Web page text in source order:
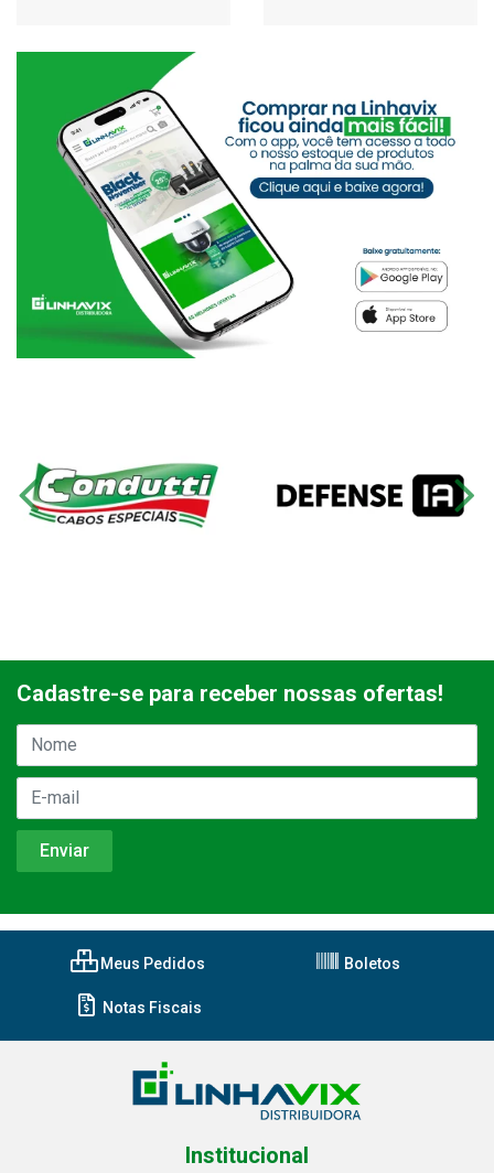
Cadastre-se para receber nossas ofertas!
Meus Pedidos Boletos
Notas Fiscais
Institucional